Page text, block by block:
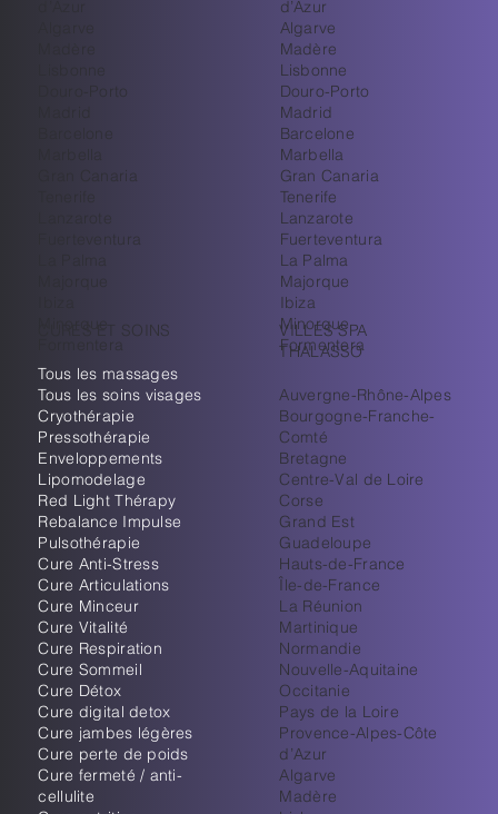
Douro-Porto
Gran Canaria
Fuerteventura
Formentera
d’Azur
Algarve
Madère
Lisbonne
Douro-Porto
Madrid
Barcelone
Marbella
Gran Canaria
Tenerife
Lanzarote
Fuerteventura
La Palma
Majorque
Ibiza
Minorque
Formentera
CURES ET SOINS
Tous les massages
Tous les soins visages
Cryothérapie
Pressothérapie
Enveloppements
Lipomodelage
Red Light Thérapy
Rebalance Impulse
Pulsothérapie
Cure Anti-Stress
Cure Articulations
Cure Minceur
Cure Vitalité
Cure Respiration
Cure Sommeil
Cure Détox
Cure digital detox
Cure jambes légères
Cure perte de poids
Cure fermeté / anti-
cellulite
VILLES SPA
THALASSO
Auvergne-Rhône-Alpes
Bourgogne-Franche-
Comté
Bretagne
Centre-Val de Loire
Corse
Grand Est
Guadeloupe
Hauts-de-France
Île-de-France
La Réunion
Martinique
Normandie
Nouvelle-Aquitaine
Occitanie
Pays de la Loire
Provence-Alpes-Côte
d’Azur
Algarve
Madère